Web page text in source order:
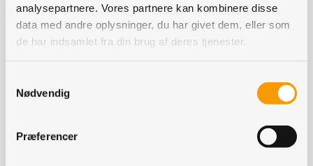
analysepartnere. Vores partnere kan kombinere disse
data med andre oplysninger, du har givet dem, eller som
de har indsamlet fra din brug af deres tjenester.
Nødvendig
Præferencer
- For at opretholde en stabil fødevareproduktion er det
nødvendigt, at landbruget har adgang til en bred vifte af
løsninger inden for plantebeskyttelse, digitale løsninger
robust og bæredygtig planteproduktion. Siden 2019 har
man i EU godkendt nul nye konventionelle aktivstoffer
og 12 nye biologiske aktivstoffer. Problemet er bare, at
omkring 50 procent af de aktivstoffer, der er godkendt i